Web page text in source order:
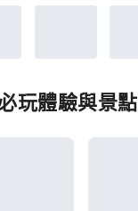
玩體驗與景點